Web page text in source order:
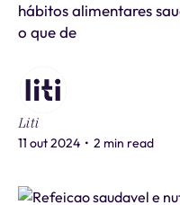
hábitos alimentares
o que de
Liti
11 out 2024 • 2 min read